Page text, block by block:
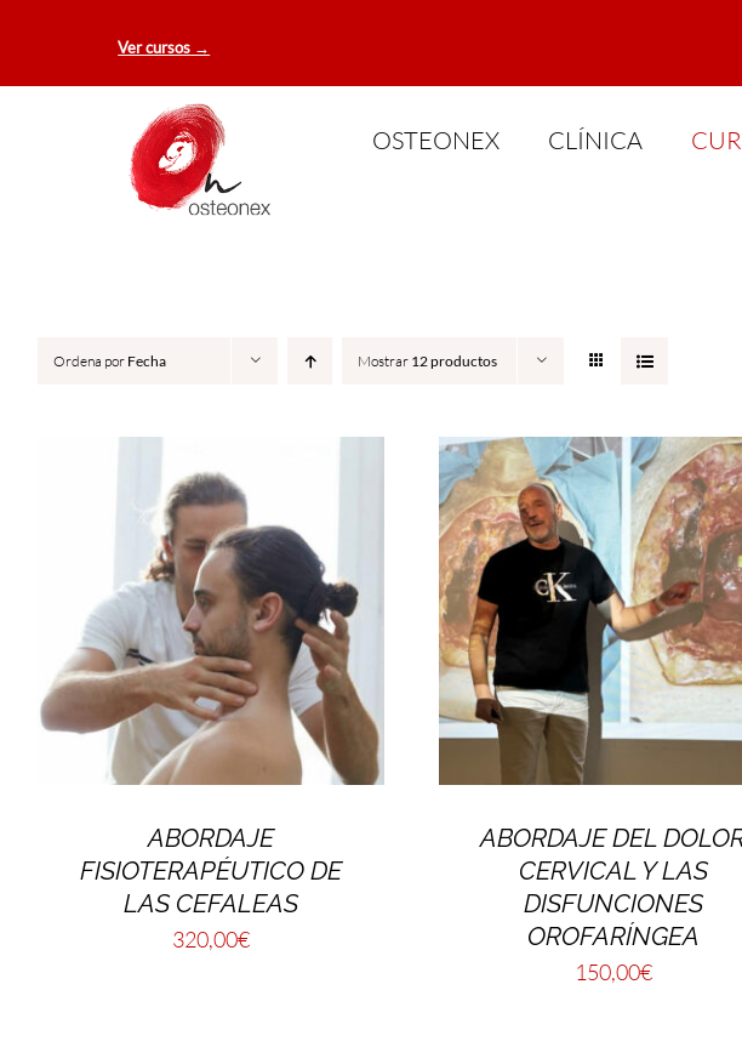
Ver cursos →
OSTEONEX CLÍNICA
Ordena por Fecha Mostrar 12 productos
ABORDAJE
FISIOTERAPÉUTICO DE
LAS CEFALEAS
320,00€
ABORDAJE DEL
CERVICAL Y LAS
DISFUNCIONES
OROFARÍNGEA
150,00€